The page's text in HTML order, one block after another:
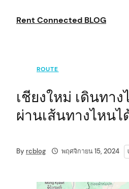
Rent Connected BLOG
ROUTE
เชียงใหม่ เดินทาง
ผ่านเส้นทางไหนไ
By rcblog พฤศจิกายน 15, 2024